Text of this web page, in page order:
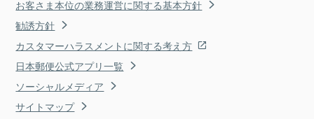
お客さま本位の業務運営に関する基本方針
勧誘方針
カスタマーハラスメントに関する考え方
日本郵便公式アプリ一覧
ソーシャルメディア
サイトマップ